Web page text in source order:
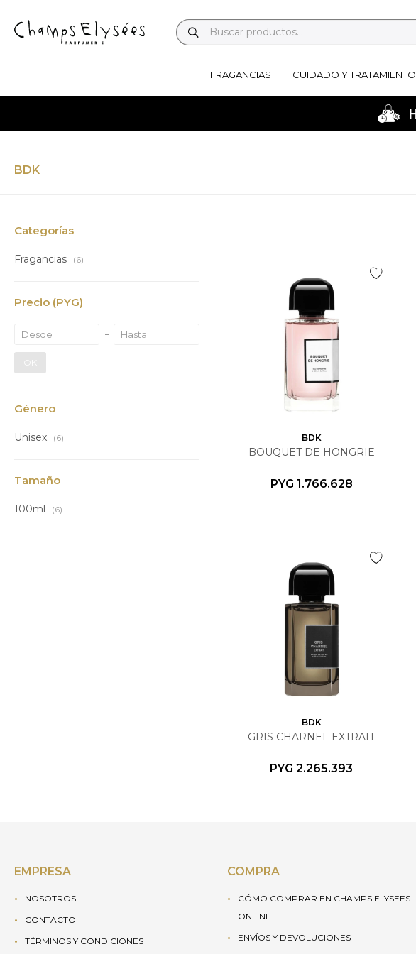
FRAGANCIAS CUIDADO Y TRATAMIENTO
BDK
BDK
BOUQUET DE HONGRIE
PYG 1.766.628
BDK
GRIS CHARNEL EXTRAIT
PYG 2.265.393
Categorías
Fragancias (6)
Precio (PYG)
OK
Género
Unisex (6)
Tamaño
100ml (6)
EMPRESA
NOSOTROS
CONTACTO
TÉRMINOS Y CONDICIONES
COMPRA
CÓMO COMPRAR EN CHAMPS ELYSEES
ONLINE
ENVÍOS Y DEVOLUCIONES